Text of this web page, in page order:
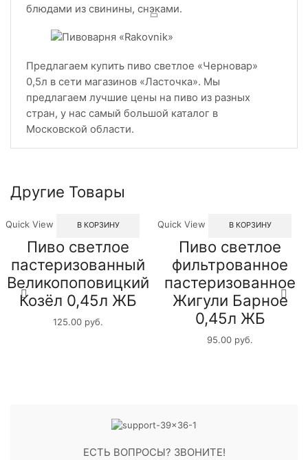
блюдами из свинины, снэками.
Предлагаем купить пиво светлое «Черновар»
0,5л в сети магазинов «Ласточка». Мы
предлагаем лучшие цены на пиво из разных
стран, у нас самый большой каталог в
Московской области.
Другие Товары
Quick View В КОРЗИНУ
Пиво светлое
пастеризованный
Великопоповицкий
Козёл 0,45л ЖБ
125.00 руб.
Quick View В КОРЗИНУ
Пиво светлое
фильтрованное
пастеризованное
Жигули Барное
0,45л ЖБ
95.00 руб.
ЕСТЬ ВОПРОСЫ? ЗВОНИТЕ!